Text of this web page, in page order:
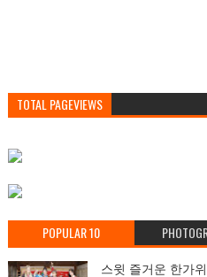
TOTAL PAGEVIEWS
POPULAR 10
스윗 즐거운 한가